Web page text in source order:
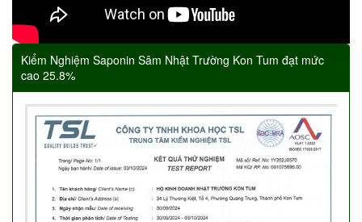
Kiểm Nghiệm Saponin Sâm Nhật Trường Kon Tum đạt mức
cao 25.8%